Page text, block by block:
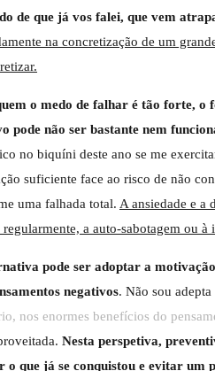
de que já vos falei, que vem
na concretização de um
o medo de falhar é tão forte, o
pode não ser bastante nem
no biquíni deste ano se me
suficiente face ao risco de não
uma falhada total. A ansiedade e a
a auto-sabotagem ou à
pode ser adoptar a
negativos. Não sou
nos enormes benefícios do
Nesta perspetiva,
o que já se conquistou e evitar um